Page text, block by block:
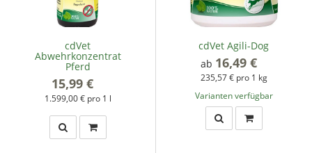
cdVet
Abwehrkonzentrat
Pferd
15,99 €
1.599,00 € pro 1 l
cdVet Agili-Dog
ab 16,49 €
235,57 € pro 1 kg
Varianten verfügbar